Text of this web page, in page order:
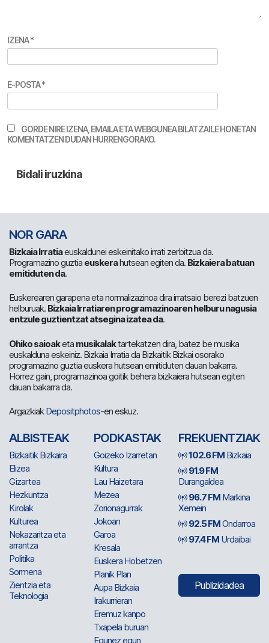
IZENA*
E-POSTA*
GORDE NIRE IZENA, EMAILA ETA WEBGUNEA BILATZAILE HONETAN
KOMENTATZEN DUDAN HURRENGORAKO.
NOR GARA
Bizkaia Irratiaeuskaldunei eskeinitako irrati zerbitzua da.
Programazino guztia euskerahutsean egiten da. Bizkaiera batuan
emitiduten da.
Euskerearen garapena eta normalizazinoa dira irratsaio berezi batzuen
helburuak. Bizkaia Irratiaren programazinoaren helburu nagusia
entzule guztientzat atsegina izatea da.
Ohiko saioaketa musikalaktartekatzen dira, batez be musika
euskalduna eskeiniz. Bizkaia Irratia da Bizkaitik Bizkai osorako
programazino guztia euskera hutsean emitiduten dauan bakarra.
Horrez gain, programazinoa goitik behera bizkaiera hutsean egiten
dauan bakarra da.
ArgazkiakDepositphotos-en eskuz.
ALBISTEAK
Bizkaitik Bizkaira
Elizea
Gizartea
Hezkuntza
Kirolak
Kulturea
Nekazaritza eta
arrantza
Politika
Sormena
Zientzia eta
Teknologia
PODKASTAK
Goizeko Izarretan
Kultura
Lau Haizetara
Mezea
Zorionagurrak
Jokoan
Garoa
Kresala
Euskera Hobetzen
Planik Plan
Aupa Bizkaia
Irakurrieran
Eremuz kanpo
Txapela buruan
Egunez egun
FREKUENTZIAK
102.6 FM Bizkaia
91.9 FM
Durangaldea
96.7 FM Markina
Xemein
92.5 FMOndarroa
97.4 FM Urdaibai
Publizidadea